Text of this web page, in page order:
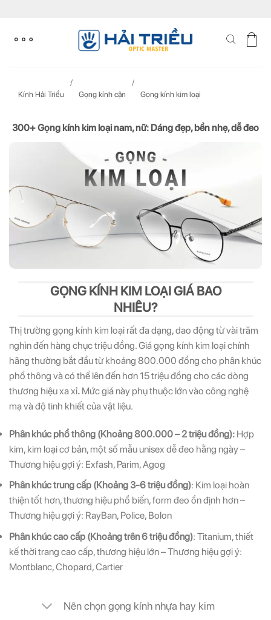
content
Kính Hải Triều Gọng kính cận Gọng kính kim loại
300+ Gọng kính kim loại nam, nữ: Dáng đẹp, bền nhẹ, dễ đeo
GỌNG KÍNH KIM LOẠI GIÁ BAO
NHIÊU?
Thị trường gọng kính kim loại rất đa dạng, dao động từ vài trăm
nghìn đến hàng chục triệu đồng.Giá gọng kính kim loại chính
hãng thường bắt đầu từ khoảng 800.000 đồng cho phân khúc
phổ thông và có thể lên đến hơn 15 triệu đồng cho các dòng
thương hiệu xa xỉ. Mức giá này phụ thuộc lớn vào công nghệ
mạ và độ tinh khiết của vật liệu.
Phân khúc phổ thông (Khoảng 800.000 – 2 triệu đồng): Hợp
kim, kim loại cơ bản, một số mẫu unisex dễ đeo hằng ngày –
Thương hiệu gợi ý: Exfash, Parim, Agog
Phân khúc trung cấp (Khoảng 3-6 triệu đồng): Kim loại hoàn
thiện tốt hơn, thương hiệu phổ biến, form đeo ổn định hơn –
Thương hiệu gợi ý: RayBan, Police, Bolon
Phân khúc cao cấp (Khoảng trên 6 triệu đồng): Titanium, thiết
kế thời trang cao cấp, thương hiệu lớn – Thương hiệu gợi ý:
Montblanc, Chopard, Cartier
Nên chọn gọng kính nhựa hay kim